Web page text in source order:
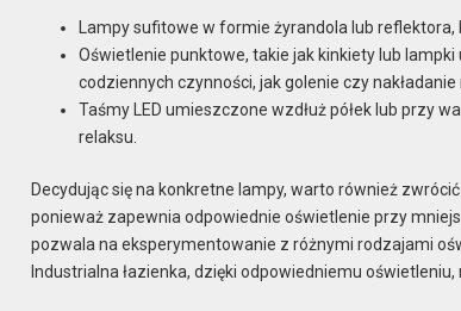
Lampy sufitowe w formie żyrandola lub
Oświetlenie punktowe, takie jak kinkiety lub
codziennych czynności, jak golenie czy nakładanie
Taśmy LED umieszczone wzdłuż półek lub przy
relaksu.
Decydując się na konkretne lampy, warto również
ponieważ zapewnia odpowiednie oświetlenie przy
pozwala na eksperymentowanie z różnymi rodzajami
Industrialna łazienka, dzięki odpowiedniemu